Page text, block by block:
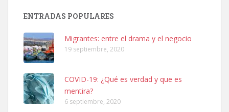
Leales.org » Gran Canaria
ENTRADAS POPULARES
Migrantes: entre el drama y el negocio
19 septiembre, 2020
COVID-19: ¿Qué es verdad y que es
mentira?
6 septiembre, 2020